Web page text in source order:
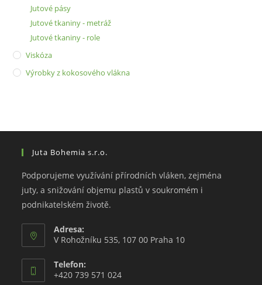
Jutové pásy
Jutové tkaniny - metráž
Jutové tkaniny - role
Viskóza
Výrobky z kokosového vlákna
Juta Bohemia s.r.o.
Podporujeme využívání přírodních vláken, zejména
juty, a snižování objemu plastů v soukromém i
podnikatelském životě.
Adresa:
V Rohožníku 535, 107 00 Praha 10
Telefon:
+420 739 571 024